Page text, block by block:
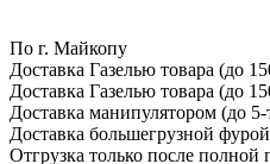
По г. Майкопу
Доставка Газелью товара (до
Доставка Газелью товара (до
Доставка манипулятором (до
Доставка большегрузной
Отгрузка только после полной